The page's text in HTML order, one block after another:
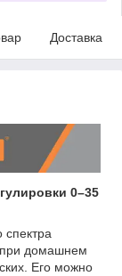
Доставка
0–35
спектра
при домашнем
Его можно